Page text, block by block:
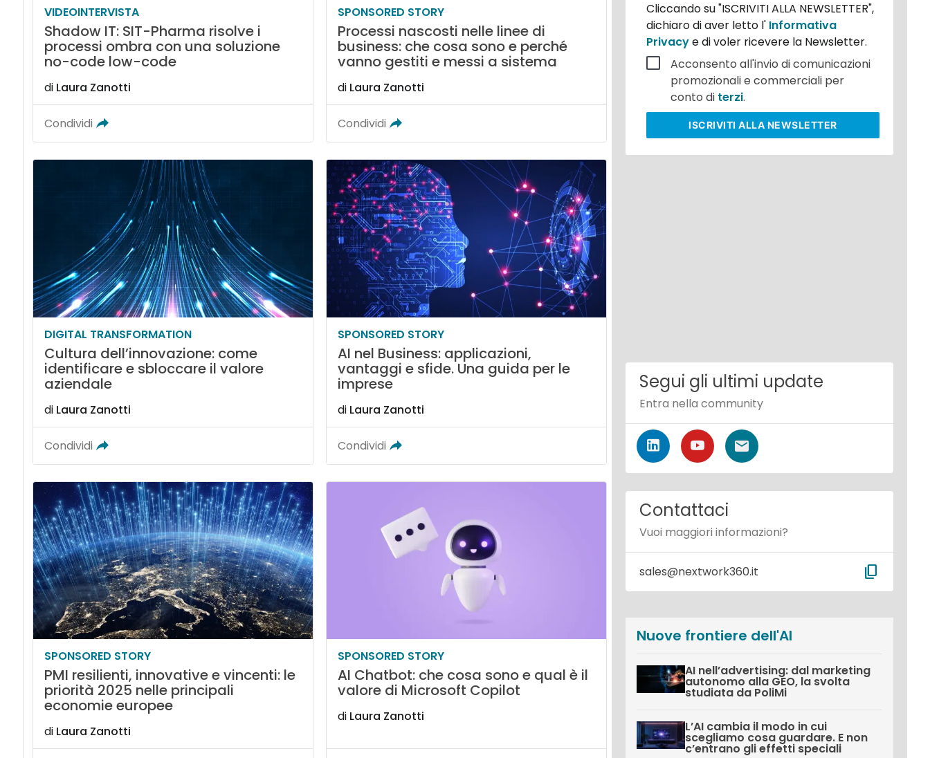
VIDEOINTERVISTA
Shadow IT: SIT-Pharma risolve i
processi ombra con una soluzione
no-code low-code
di Laura Zanotti
Condividi
SPONSORED STORY
Processi nascosti nelle linee di
business: che cosa sono e perché
vanno gestiti e messi a sistema
di Laura Zanotti
Condividi
DIGITAL TRANSFORMATION
Cultura dell’innovazione: come
identificare e sbloccare il valore
aziendale
di Laura Zanotti
Condividi
SPONSORED STORY
AI nel Business: applicazioni,
vantaggi e sfide. Una guida per le
imprese
di Laura Zanotti
Condividi
SPONSORED STORY
PMI resilienti, innovative e vincenti: le
priorità 2025 nelle principali
economie europee
di Laura Zanotti
SPONSORED STORY
AI Chatbot: che cosa sono e qual è il
valore di Microsoft Copilot
di Laura Zanotti
Cliccando su "ISCRIVITI ALLA NEWSLETTER",
dichiaro di aver letto l' Informativa
Privacye di voler ricevere la Newsletter.
Acconsento all'invio di comunicazioni
promozionali e commerciali per
conto di terzi.
ISCRIVITIALLA NEWSLETTER
Segui gli ultimi update
Entra nella community
Contattaci
Vuoi maggiori informazioni?
sales@nextwork360.it content_copy
Nuove frontiere dell'AI
AI nell’advertising: dal marketing
autonomo alla GEO, la svolta
studiata da PoliMi
L’AI cambia il modo in cui
scegliamo cosa guardare. E non
c’entrano gli effetti speciali